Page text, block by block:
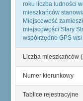
roku liczba ludności
mieszkańców
Miejscowość
miejscowości Stary
współrzędne GPS
Liczba mieszkańców
Numer kierunkowy
Tablice rejestracyjne